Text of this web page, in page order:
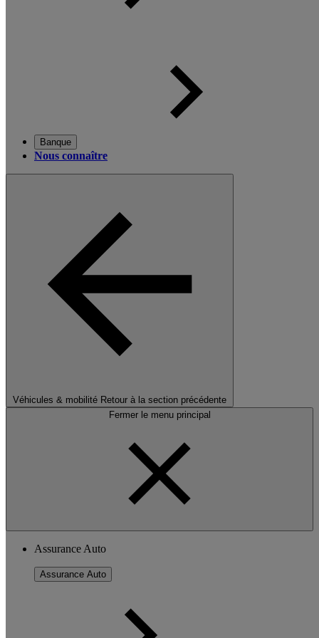
Banque
Nous connaître
Véhicules & mobilité Retour à la section précédente
Fermer le menu principal
Assurance Auto
Assurance Auto